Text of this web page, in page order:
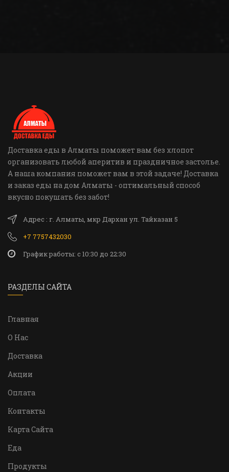
Доставка еды в Алматы поможет вам без хлопот
организовать любой аперитив и праздничное застолье.
А наша компания поможет вам в этой задаче! Доставка
и заказ еды на дом Алматы - оптимальный способ
вкусно покушать без забот!
Адрес : г. Алматы, мкр Дархан ул. Тайказан 5
+7 7757432030
График работы: c 10:30 до 22:30
РАЗДЕЛЫ САЙТА
Главная
О Нас
Доставка
Акции
Оплата
Контакты
Карта Сайта
Еда
Продукты